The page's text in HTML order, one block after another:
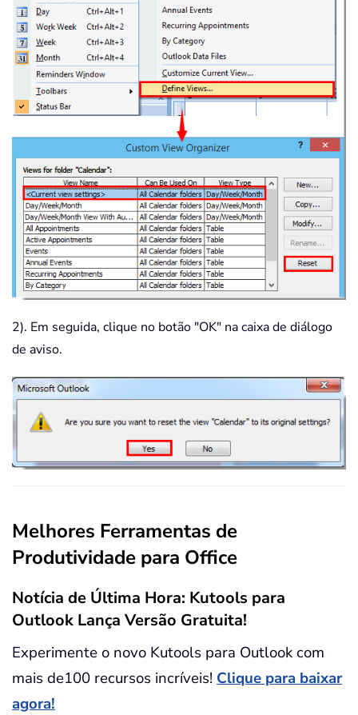
2). Em seguida, clique no botão "OK" na caixa de diálogo
de aviso.
Melhores Ferramentas de
Produtividade para Office
Notícia de Última Hora: Kutools para
Outlook Lança Versão Gratuita!
Experimente o novo Kutools para Outlook com
mais de100 recursos incríveis! Clique para baixar
agora!